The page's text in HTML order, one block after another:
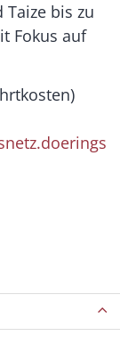
bis zu
Fokus auf